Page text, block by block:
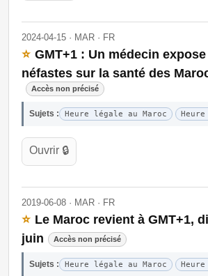
2024-04-15 · MAR · FR
⭐ GMT+1 : Un médecin
néfastes sur la santé des
Accès non précisé
Sujets : Heure légale au Maroc
Ouvrir 🔒
2019-06-08 · MAR · FR
⭐ Le Maroc revient à GMT+1,
juin
Accès non précisé
Sujets : Heure légale au Maroc